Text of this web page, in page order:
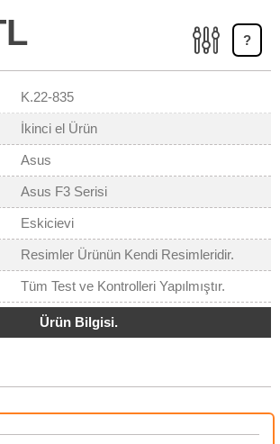
?
K.22-835
İkinci el Ürün
Asus
Asus F3 Serisi
Eskicievi
Resimler Ürünün Kendi Resimleridir.
Tüm Test ve Kontrolleri Yapılmıştır.
Ürün Bilgisi.